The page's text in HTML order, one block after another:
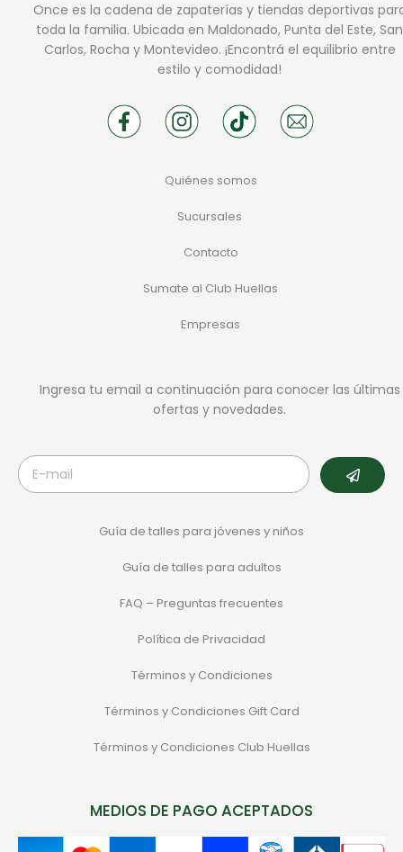
Once es la cadena de zapaterías y tiendas deportivas
toda la familia. Ubicada en Maldonado, Punta del Este, San
Carlos, Rocha y Montevideo. ¡Encontrá el equilibrio entre
estilo y comodidad!
Quiénes somos
Sucursales
Contacto
Sumate al Club Huellas
Empresas
Ingresa tu email a continuación para conocer las últimas
ofertas y novedades.
Guía de talles para jóvenes y niños
Guía de talles para adultos
FAQ – Preguntas frecuentes
Política de Privacidad
Términos y Condiciones
Términos y Condiciones Gift Card
Términos y Condiciones Club Huellas
MEDIOS DE PAGO ACEPTADOS